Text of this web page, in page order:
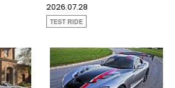
2026.07.28
TEST RIDE